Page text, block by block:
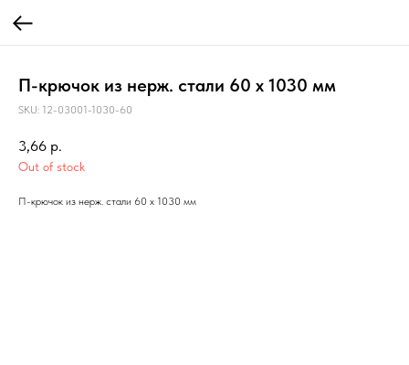
П-крючок из нерж. стали 60 х 1030 мм
SKU: 12-03001-1030-60
3,66 р.
Out of stock
П-крючок из нерж. стали 60 х 1030 мм